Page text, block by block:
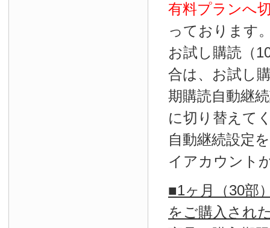
有料プランへ
っております
お試し購読（
合は、お試し
期購読自動継
に切り替えて
自動継続設定
イアカウント
■1ヶ月（30部
をご購入され